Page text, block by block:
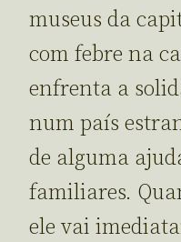
museus da
com febre na
enfrenta a
num país
de alguma
familiares.
ele vai